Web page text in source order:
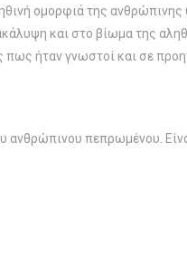
ομορφιά της
και στο βίωμα της
ήταν γνωστοί και σε
ανθρώπινου πεπρωμένου.